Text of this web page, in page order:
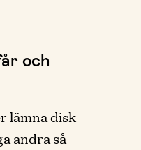
och
lämna disk
andra så